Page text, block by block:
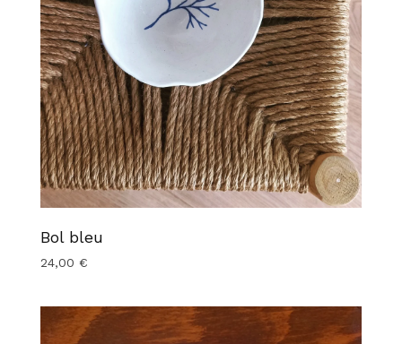
Bol bleu
24,00 €